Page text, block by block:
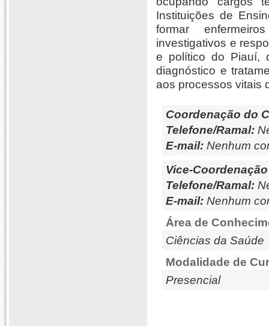
Instituições de
formar
investigativos e
e político do Piauí,
diagnóstico e
aos processos vitais
Coordenação do
Telefone/Ramal:
E-mail: Nenhum
Vice-
Telefone/Ramal:
E-mail: Nenhum
Área de
Ciências da Saúde
Modalidade de
Presencial